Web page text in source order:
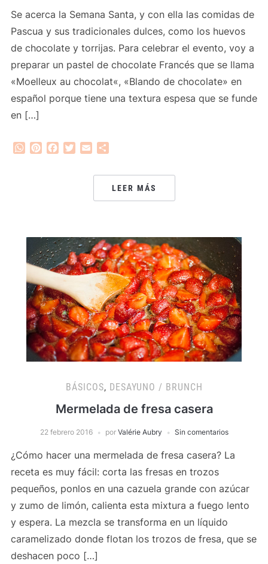
Se acerca la Semana Santa, y con ella las comidas de
Pascua y sus tradicionales dulces, como los huevos
de chocolate y torrijas. Para celebrar el evento, voy a
preparar un pastel de chocolate Francés que se llama
«Moelleux au chocolat«, «Blando de chocolate» en
español porque tiene una textura espesa que se funde
en […]
WhatsApp
PinterestFacebook
Twitter
Email
LEER MÁS
BÁSICOS, DESAYUNO / BRUNCH
Mermelada de fresa casera
22 febrero 2016 por Valérie Aubry Sin comentarios
¿Cómo hacer una mermelada de fresa casera? La
receta es muy fácil: corta las fresas en trozos
pequeños, ponlos en una cazuela grande con azúcar
y zumo de limón, calienta esta mixtura a fuego lento
y espera. La mezcla se transforma en un líquido
caramelizado donde flotan los trozos de fresa, que se
deshacen poco […]